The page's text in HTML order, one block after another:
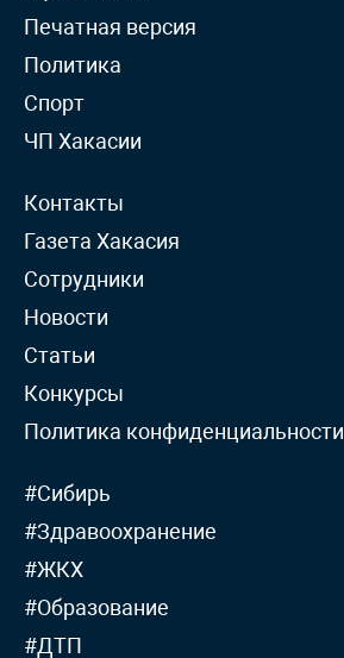
Печатная версия
Политика
Спорт
ЧП Хакасии
Контакты
Газета Хакасия
Сотрудники
Новости
Статьи
Конкурсы
Политика конфиденциальности
#Сибирь
#Здравоохранение
#ЖКХ
#Образование
#ДТП